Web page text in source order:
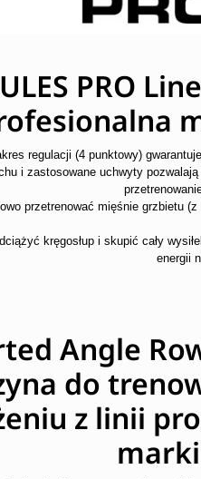
PRO
regulacji (4 punktowy)
i zastosowane uchwyty
przetrenować mięśnie grzbietu
kręgosłup i skupić cały
energii
Angle
do
z linii